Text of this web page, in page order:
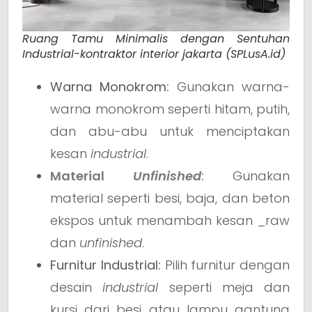
Ruang Tamu Minimalis dengan Sentuhan
Industrial-kontraktor interior jakarta (SPLusA.id)
Warna Monokrom: Gunakan warna-
warna monokrom seperti hitam, putih,
dan abu-abu untuk menciptakan
kesan industrial.
Material Unfinished: Gunakan
material seperti besi, baja, dan beton
ekspos untuk menambah kesan _raw
dan unfinished.
Furnitur Industrial: Pilih furnitur dengan
desainindustrial seperti meja dan